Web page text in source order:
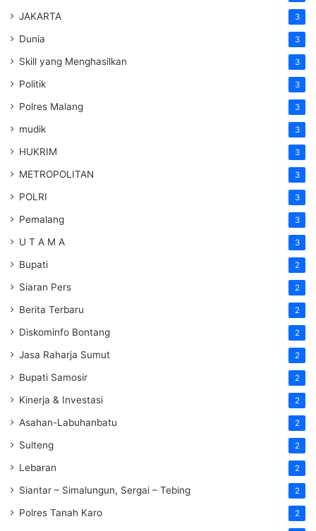
JAKARTA 3
Dunia 3
Skill yang Menghasilkan 3
Politik 3
Polres Malang 3
mudik 3
HUKRIM 3
METROPOLITAN 3
POLRI 3
Pemalang 3
U T A M A 3
Bupati 2
Siaran Pers 2
Berita Terbaru 2
Diskominfo Bontang 2
Jasa Raharja Sumut 2
Bupati Samosir 2
Kinerja & Investasi 2
Asahan-Labuhanbatu 2
Sulteng 2
Lebaran 2
Siantar – Simalungun, Sergai – Tebing 2
Polres Tanah Karo 2